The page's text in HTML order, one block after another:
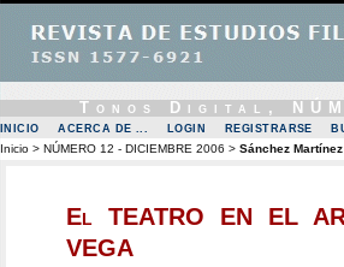
Tonos Digital,
INICIO ACERCA DE ... LOGIN REGISTRARSE
Inicio > NÚMERO 12 - DICIEMBRE 2006 > Sánchez Martínez
El TEATRO EN EL
VEGA